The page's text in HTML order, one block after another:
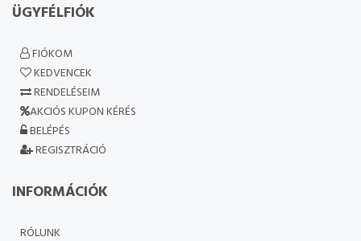
ÜGYFÉLFIÓK
FIÓKOM
KEDVENCEK
RENDELÉSEIM
AKCIÓS KUPON KÉRÉS
BELÉPÉS
REGISZTRÁCIÓ
INFORMÁCIÓK
RÓLUNK